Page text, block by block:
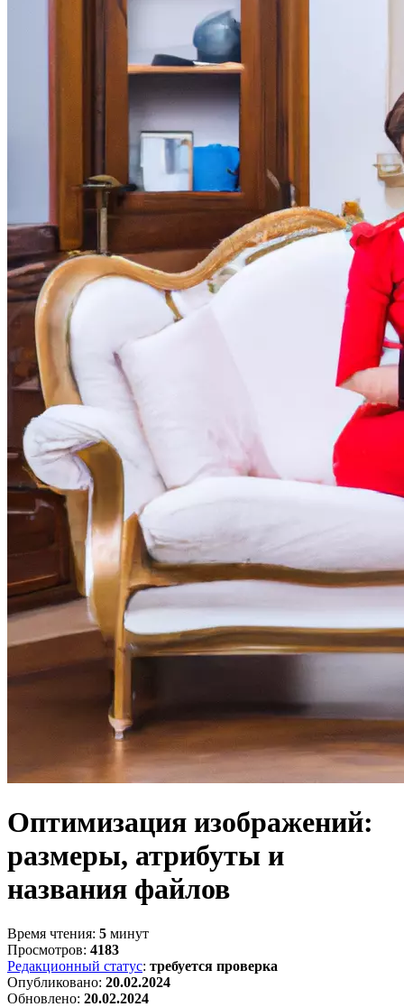
Оптимизация изображений:
размеры, атрибуты и
названия файлов
Время чтения: 5 минут
Просмотров: 4183
Редакционный статус: требуется проверка
Опубликовано: 20.02.2024
Обновлено: 20.02.2024